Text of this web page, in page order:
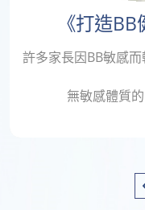
《打造
許多家長因BB敏感
無敏感體質